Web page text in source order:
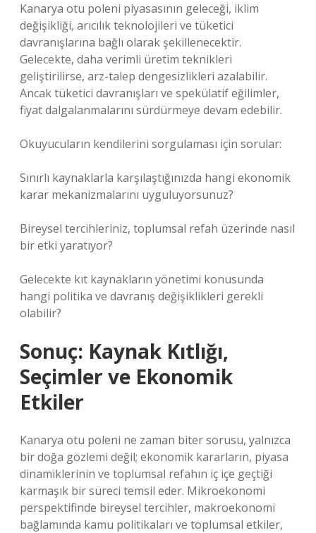
Kanarya otu poleni piyasasının geleceği, iklim
değişikliği, arıcılık teknolojileri ve tüketici
davranışlarına bağlı olarak şekillenecektir.
Gelecekte, daha verimli üretim teknikleri
geliştirilirse, arz-talep dengesizlikleri azalabilir.
Ancak tüketici davranışları ve spekülatif eğilimler,
fiyat dalgalanmalarını sürdürmeye devam edebilir.
Okuyucuların kendilerini sorgulaması için sorular:
Sınırlı kaynaklarla karşılaştığınızda hangi ekonomik
karar mekanizmalarını uyguluyorsunuz?
Bireysel tercihleriniz, toplumsal refah üzerinde nasıl
bir etki yaratıyor?
Gelecekte kıt kaynakların yönetimi konusunda
hangi politika ve davranış değişiklikleri gerekli
olabilir?
Sonuç: Kaynak Kıtlığı,
Seçimler ve Ekonomik
Etkiler
Kanarya otu poleni ne zaman biter sorusu, yalnızca
bir doğa gözlemi değil; ekonomik kararların, piyasa
dinamiklerinin ve toplumsal refahın iç içe geçtiği
karmaşık bir süreci temsil eder. Mikroekonomi
perspektifinde bireysel tercihler, makroekonomi
bağlamında kamu politikaları ve toplumsal etkiler,